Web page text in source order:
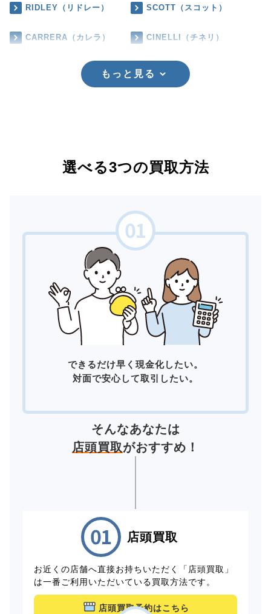
RIDLEY（リドレー） SCOTT（スコット）
CARRERA（カレラ） CINELLI（チネリ）
もっと見る
選べる3つの買取方法
できるだけ早く現金化したい。
対面で安心して取引したい。
そんなあなたは
店頭買取がおすすめ！
店頭買取
お近くの店舗へ直接お持ちいただく「店頭買取」
は一番ご利用いただいている買取方法です。
店頭買取予約はこちら